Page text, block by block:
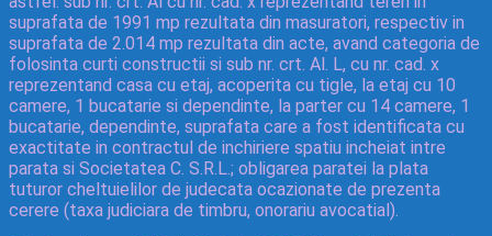
suprafata de 1991 mp rezultata din masuratori, respectiv in
suprafata de 2.014 mp rezultata din acte, avand categoria de
folosinta curti constructii si sub nr. crt. Al. L, cu nr. cad. x
reprezentand casa cu etaj, acoperita cu tigle, la etaj cu 10
camere, 1 bucatarie si dependinte, la parter cu 14 camere, 1
bucatarie, dependinte, suprafata care a fost identificata cu
exactitate in contractul de inchiriere spatiu incheiat intre
parata si Societatea C. S.R.L.; obligarea paratei la plata
tuturor cheltuielilor de judecata ocazionate de prezenta
cerere (taxa judiciara de timbru, onorariu avocatial).